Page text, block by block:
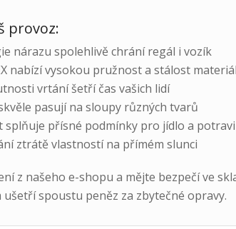
provoz:
nárazu spolehlivě chrání regál i vozík
nabízí vysokou pružnost a stálost
vrtání šetří čas vašich lidí
pasují na sloupy různých tvarů
splňuje přísné podmínky pro jídlo a
ztrátě vlastností na přímém slunci
z našeho e-shopu a mějte bezpečí ve
ušetří spoustu peněz za zbytečné opravy.